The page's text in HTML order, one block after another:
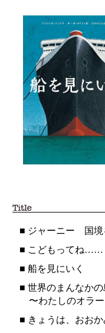
■ ジャーニー 国境
■ こどもってね……
■ 船を見にいく
■ 世界のまんなかの
〜わたしのオラ
■ きょうは、おおか